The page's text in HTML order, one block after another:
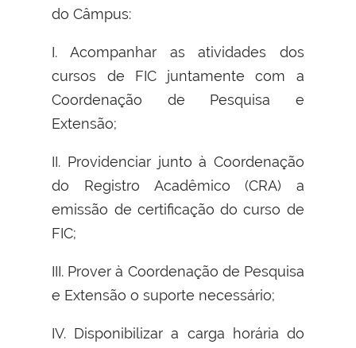
do Câmpus:
I. Acompanhar as atividades dos
cursos de FIC juntamente com a
Coordenação de Pesquisa e
Extensão;
II. Providenciar junto à Coordenação
do Registro Acadêmico (CRA) a
emissão de certificação do curso de
FIC;
III. Prover à Coordenação de Pesquisa
e Extensão o suporte necessário;
IV. Disponibilizar a carga horária do